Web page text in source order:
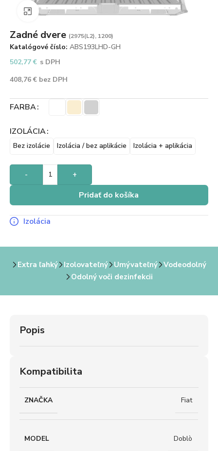
Zväčšiť obrázok
Zadné dvere (2975(L2), 1200)
Katalógové číslo: ABS193LHD-GH
502,77€ s DPH
408,76€ bez DPH
FARBA
IZOLÁCIA
Bez izolácie Izolácia / bez aplikácie Izolácia + aplikácia
- +
Pridať do košíka
Izolácia
Extra ľahký Izolovateľný Umývateľný
Vodeodolný
Odolný voči dezinfekcii
Popis
Kompatibilita
ZNAČKA Fiat
MODEL Doblò